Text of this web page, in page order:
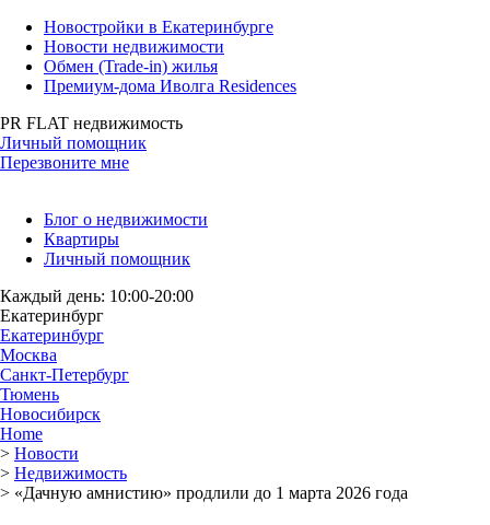
Новостройки в Екатеринбурге
Новости недвижимости
Обмен (Trade-in) жилья
Премиум-дома Иволга Residences
PR FLAT недвижимость
Личный помощник
Перезвоните мне
Блог о недвижимости
Квартиры
Личный помощник
Каждый день: 10:00-20:00
Екатеринбург
Екатеринбург
Москва
Санкт-Петербург
Тюмень
Новосибирск
Home
> Новости
> Недвижимость
> «Дачную амнистию» продлили до 1 марта 2026 года